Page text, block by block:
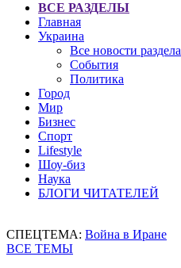
ВСЕ РАЗДЕЛЫ
Главная
Украина
Все новости раздела
События
Политика
Город
Мир
Бизнес
Спорт
Lifestyle
Шоу-биз
Наука
БЛОГИ ЧИТАТЕЛЕЙ
СПЕЦТЕМА: Война в Иране
ВСЕ ТЕМЫ